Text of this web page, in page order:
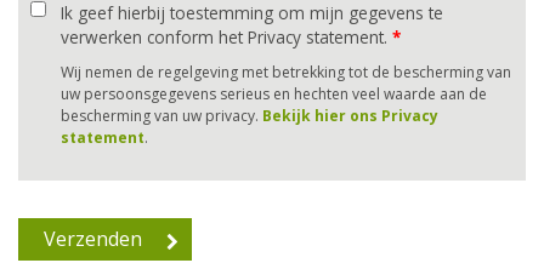
Ik geef hierbij toestemming om mijn gegevens te
verwerken conform het Privacy statement. *
Wij nemen de regelgeving met betrekking tot de bescherming van
uw persoonsgegevens serieus en hechten veel waarde aan de
bescherming van uw privacy. Bekijk hier ons Privacy
statement.